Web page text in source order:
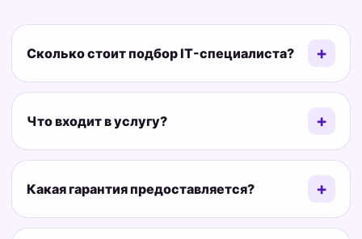
Сколько стоит подбор IT-специалиста?
Что входит в услугу?
Какая гарантия предоставляется?